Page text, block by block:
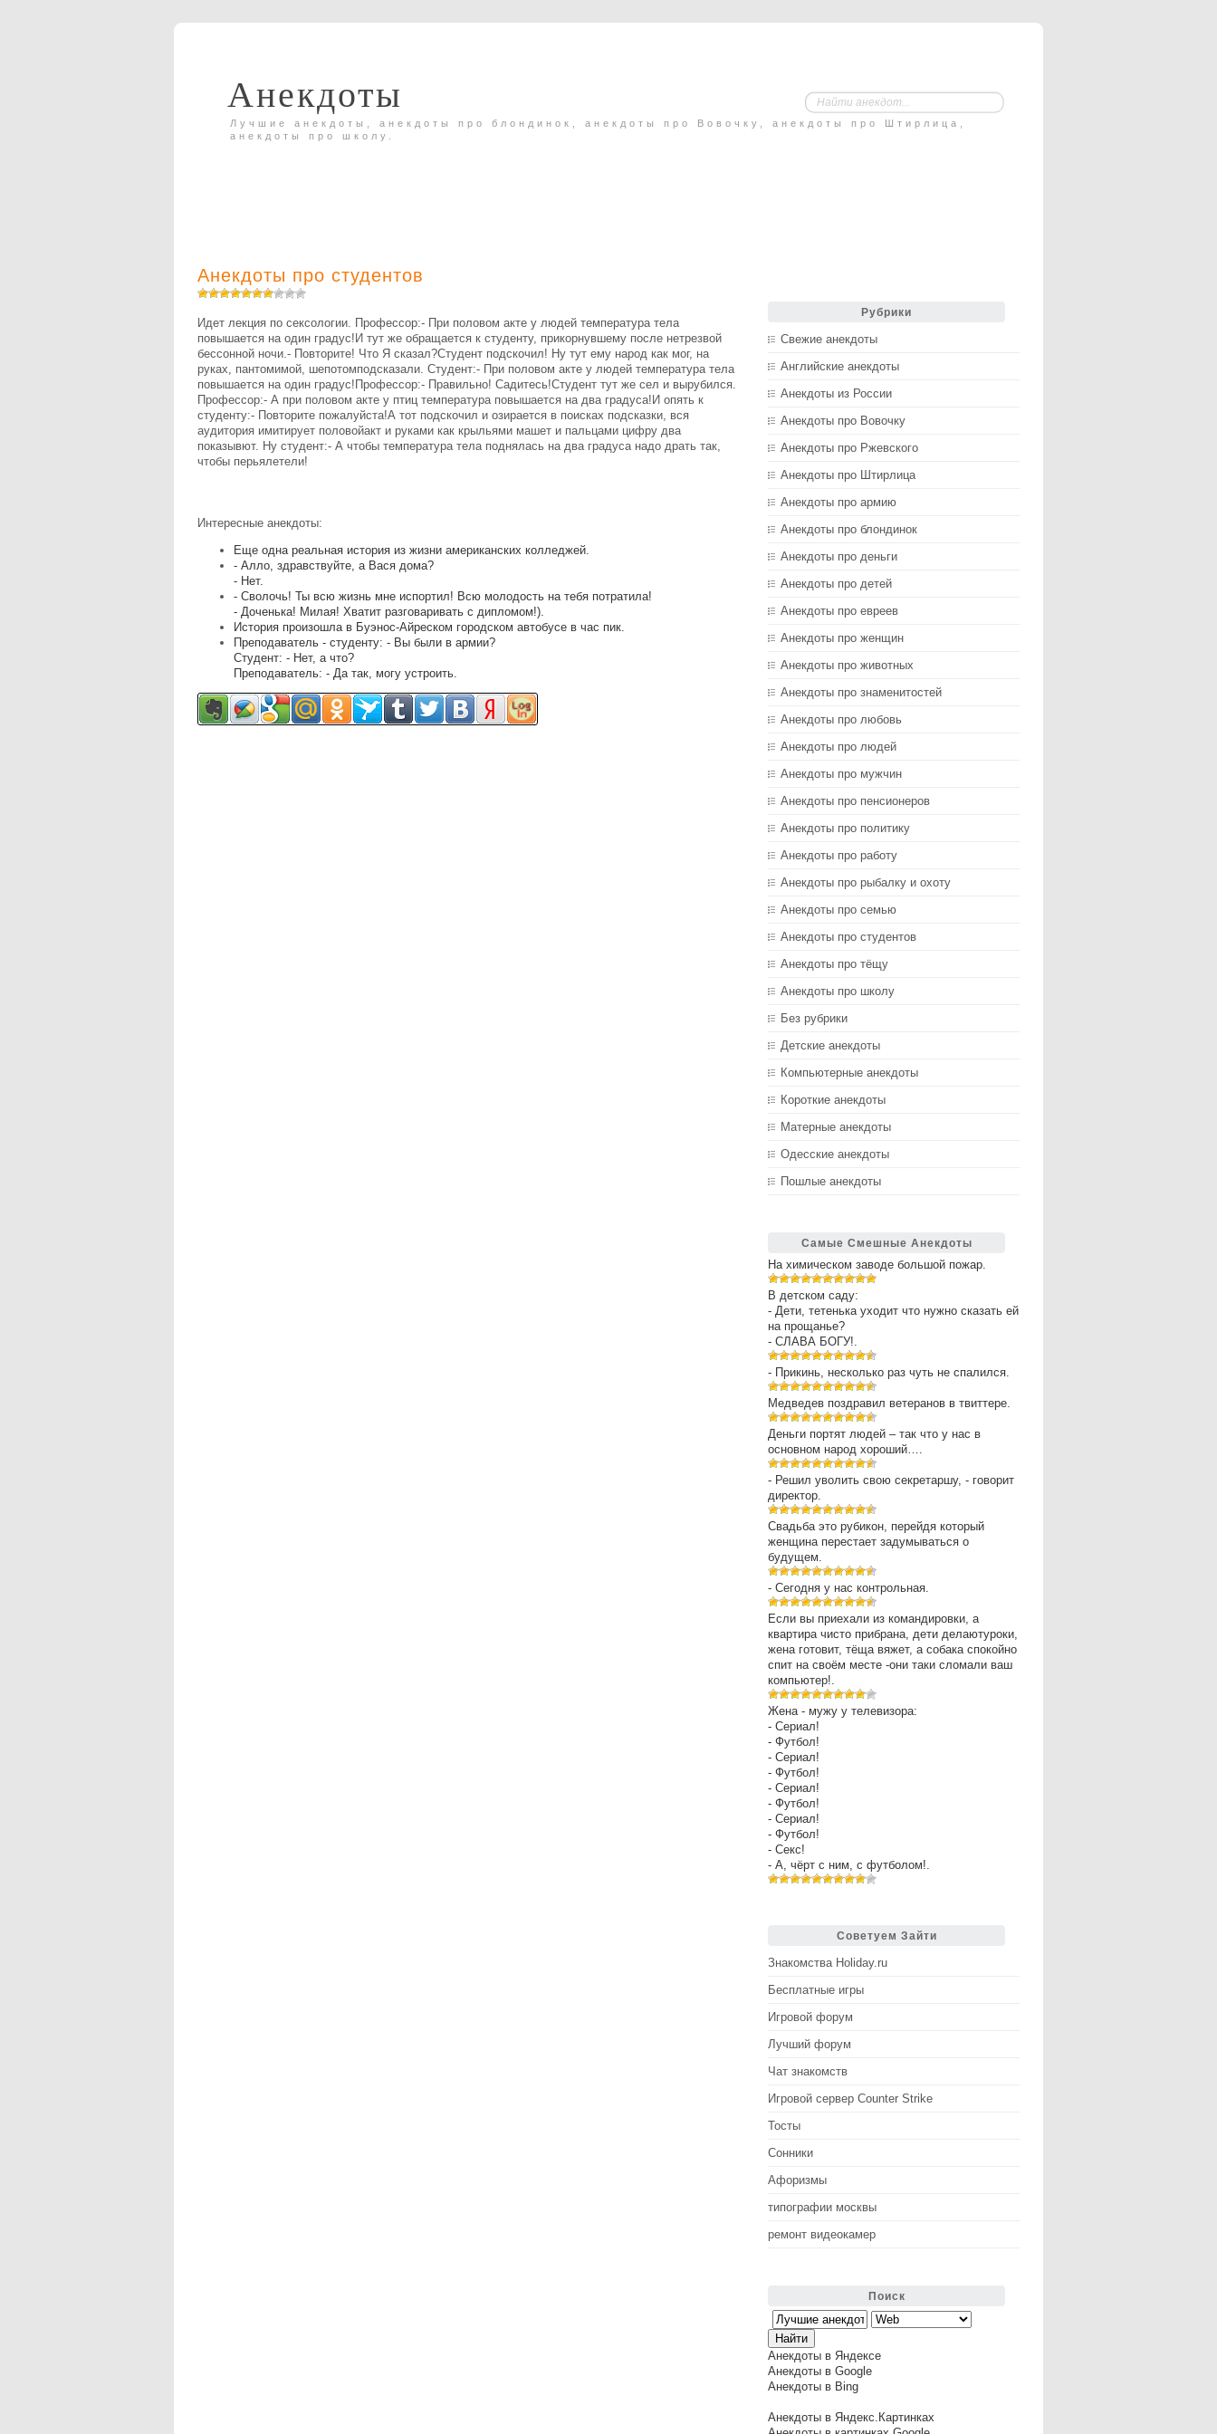
Анекдоты
Лучшие анекдоты, анекдоты про блондинок, анекдоты про Вовочку, анекдоты про Штирлица,
анекдоты про школу.
Анекдоты про студентов
Идет лекция по сексологии. Профессор:- При половом акте у людей температура тела
повышается на один градус!И тут же обращается к студенту, прикорнувшему после нетрезвой
бессонной ночи.- Повторите! Что Я сказал?Студент подскочил! Ну тут ему народ как мог, на
руках, пантомимой, шепотомподсказали. Студент:- При половом акте у людей температура тела
повышается на один градус!Профессор:- Правильно! Садитесь!Студент тут же сел и вырубился.
Профессор:- А при половом акте у птиц температура повышается на два градуса!И опять к
студенту:- Повторите пожалуйста!А тот подскочил и озирается в поисках подсказки, вся
аудитория имитирует половойакт и руками как крыльями машет и пальцами цифру два
показывют. Ну студент:- А чтобы температура тела поднялась на два градуса надо драть так,
чтобы перьялетели!
Интересные анекдоты:
Еще одна реальная история из жизни американских колледжей.
- Алло, здравствуйте, а Вася дома?
- Нет.
- Сволочь! Ты всю жизнь мне испортил! Всю молодость на тебя потратила!
- Доченька! Милая! Хватит разговаривать с дипломом!).
История произошла в Буэнос-Айреском городском автобусе в час пик.
Преподаватель - студенту: - Вы были в армии?
Студент: - Hет, а что?
Преподаватель: - Да так, могу устроить.
Рубрики
Свежие анекдоты
Английские анекдоты
Анекдоты из России
Анекдоты про Вовочку
Анекдоты про Ржевского
Анекдоты про Штирлица
Анекдоты про армию
Анекдоты про блондинок
Анекдоты про деньги
Анекдоты про детей
Анекдоты про евреев
Анекдоты про женщин
Анекдоты про животных
Анекдоты про знаменитостей
Анекдоты про любовь
Анекдоты про людей
Анекдоты про мужчин
Анекдоты про пенсионеров
Анекдоты про политику
Анекдоты про работу
Анекдоты про рыбалку и охоту
Анекдоты про семью
Анекдоты про студентов
Анекдоты про тёщу
Анекдоты про школу
Без рубрики
Детские анекдоты
Компьютерные анекдоты
Короткие анекдоты
Матерные анекдоты
Одесские анекдоты
Пошлые анекдоты
Самые Смешные Анекдоты
На химическом заводе большой пожар.
В детском саду:
- Дети, тетенька уходит что нужно сказать ей
на прощанье?
- СЛАВА БОГУ!.
- Прикинь, несколько раз чуть не спалился.
Медведев поздравил ветеранов в твиттере.
Деньги портят людей – так что у нас в
основном народ хороший….
- Решил уволить свою секретаршу, - говорит
директор.
Свадьба это рубикон, перейдя который
женщина перестает задумываться о
будущем.
- Сегодня у нас контрольная.
Если вы приехали из командировки, а
квартира чисто прибрана, дети делаютуроки,
жена готовит, тёща вяжет, а собака спокойно
спит на своём месте -они таки сломали ваш
компьютер!.
Жена - мужу у телевизора:
- Сериал!
- Футбол!
- Сериал!
- Футбол!
- Сериал!
- Футбол!
- Сериал!
- Футбол!
- Секс!
- А, чёрт с ним, с футболом!.
Советуем Зайти
Знакомства Holiday.ru
Бесплатные игры
Игровой форум
Лучший форум
Чат знакомств
Игровой сервер Counter Strike
Тосты
Сонники
Афоризмы
типографии москвы
ремонт видеокамер
Поиск
Анекдоты в Яндексе
Анекдоты в Google
Анекдоты в Bing
Анекдоты в Яндекс.Картинках